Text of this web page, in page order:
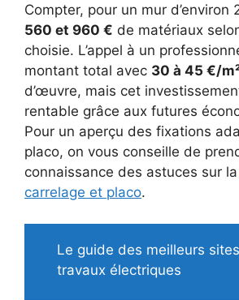
Compter, pour un mur d’environ
560 et 960 € de matériaux
choisie. L’appel à un
montant total avec 30 à 45 €/
d’œuvre, mais cet
rentable grâce aux futures
Pour un aperçu des fixations
placo, on vous conseille de
connaissance des astuces sur la
carrelage et placo.
Le guide des meilleurs
travaux électriques